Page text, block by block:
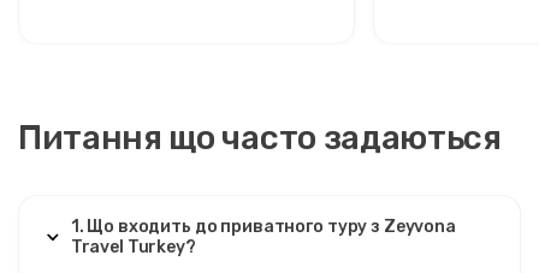
Питання що часто задаються
1. Що входить до приватного туру з Zeyvona
Travel Turkey?